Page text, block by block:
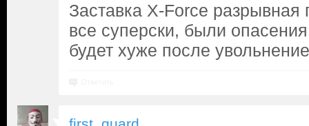
Заставка X-Force
все суперски, были
будет хуже после